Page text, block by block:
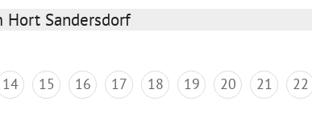
Hort Sandersdorf
14 15 16 17 18 19 20 21 22